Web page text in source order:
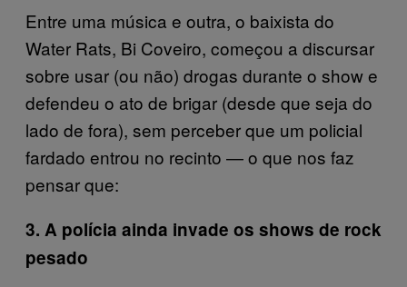
Entre uma música e outra, o baixista do
Water Rats, Bi Coveiro, começou a discursar
sobre usar (ou não) drogas durante o show e
defendeu o ato de brigar (desde que seja do
lado de fora), sem perceber que um policial
fardado entrou no recinto — o que nos faz
pensar que:
3. A polícia ainda invade os shows de rock
pesado